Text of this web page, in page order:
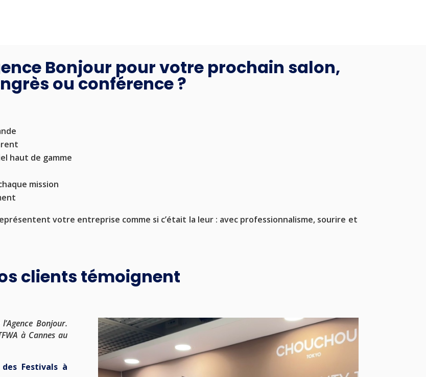
Bonjour pour votre prochain salon,
ou conférence ?
haut de gamme
mission
votre entreprise comme si c’était la leur : avec professionnalisme, sourire et
clients témoignent
Bonjour.
à Cannes au
des Festivals à